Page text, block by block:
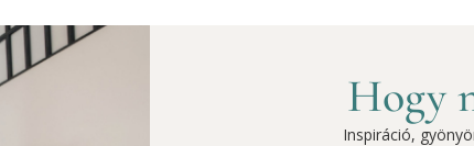
Hogy
Inspiráció,